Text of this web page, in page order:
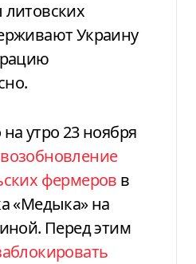
Украину
утро 23 ноября
возобновление
фермеров в
«Медыка» на
Перед этим